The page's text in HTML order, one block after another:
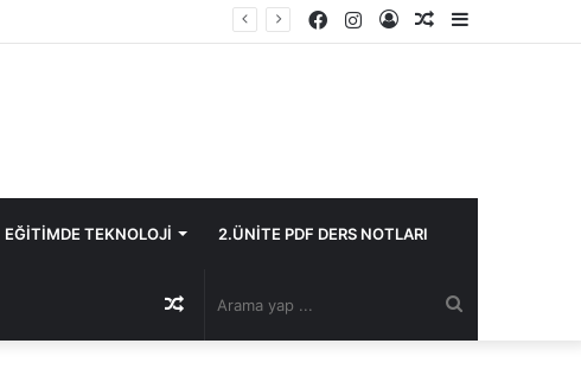
Rastgele
Kayıt
Instagram
Facebook
EĞİTİMDE TEKNOLOJİ 2.ÜNİTE PDF DERS NOTLARI
Rastgele